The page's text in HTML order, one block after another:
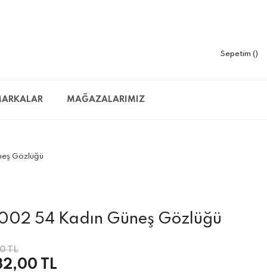
Sepetim
MAĞAZALARIMIZ
Gözlüğü
54 Kadın Güneş Gözlüğü
TL
TL